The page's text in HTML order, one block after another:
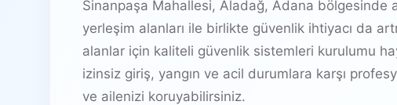
Sinanpaşa Mahallesi, Aladağ, Adana
yerleşim alanları ile birlikte güvenlik ihtiyacı da
alanlar için kaliteli güvenlik sistemleri kurulumu
izinsiz giriş, yangın ve acil durumlara karşı
ve ailenizi koruyabilirsiniz.